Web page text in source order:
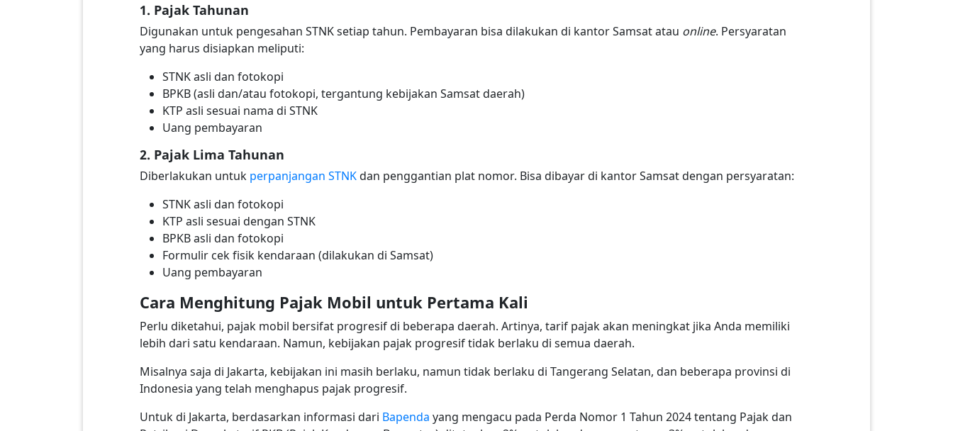
1. Pajak Tahunan
Digunakan untuk pengesahan STNK setiap tahun. Pembayaran bisa dilakukan di kantor Samsat atau online. Persyaratan
yang harus disiapkan meliputi:
STNK asli dan fotokopi
BPKB (asli dan/atau fotokopi, tergantung kebijakan Samsat daerah)
KTP asli sesuai nama di STNK
Uang pembayaran
2. Pajak Lima Tahunan
Diberlakukan untuk perpanjangan STNKdan penggantian plat nomor. Bisa dibayar di kantor Samsat dengan persyaratan:
STNK asli dan fotokopi
KTP asli sesuai dengan STNK
BPKB asli dan fotokopi
Formulir cek fisik kendaraan (dilakukan di Samsat)
Uang pembayaran
Cara Menghitung Pajak Mobil untuk Pertama Kali
Perlu diketahui, pajak mobil bersifat progresif di beberapa daerah. Artinya, tarif pajak akan meningkat jika Anda memiliki
lebih dari satu kendaraan. Namun, kebijakan pajak progresif tidak berlaku di semua daerah.
Misalnya saja di Jakarta, kebijakan ini masih berlaku, namun tidak berlaku di Tangerang Selatan, dan beberapa provinsi di
Indonesia yang telah menghapus pajak progresif.
Untuk di Jakarta, berdasarkan informasi dari Bapenda yang mengacu pada Perda Nomor 1 Tahun 2024 tentang Pajak dan